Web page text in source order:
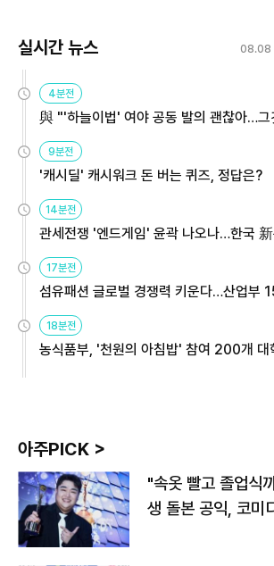
실시간 뉴스 08.08
4분전
與 "'하늘이법' 여야 공동 발의 괜찮아…그
9분전
'캐시딜' 캐시워크 돈 버는 퀴즈, 정답은?
14분전
관세전쟁 '엔드게임' 윤곽 나오나…한국
용해야
17분전
섬유패션 글로벌 경쟁력 키운다…산업부
원
18분전
농식품부, '천원의 아침밥' 참여 200개 대
아주PICK >
"속옷 빨고 졸업식
생 돌본 공익, 코미